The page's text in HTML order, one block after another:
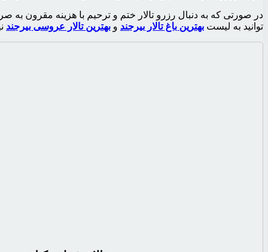
در صورتی که به دنبال رزرو تالار ختم و ترحیم با هزینه مقرون
توانید به لیست بهترین باغ تالار بیرجند و بهترین تالار عروسی بیرجند